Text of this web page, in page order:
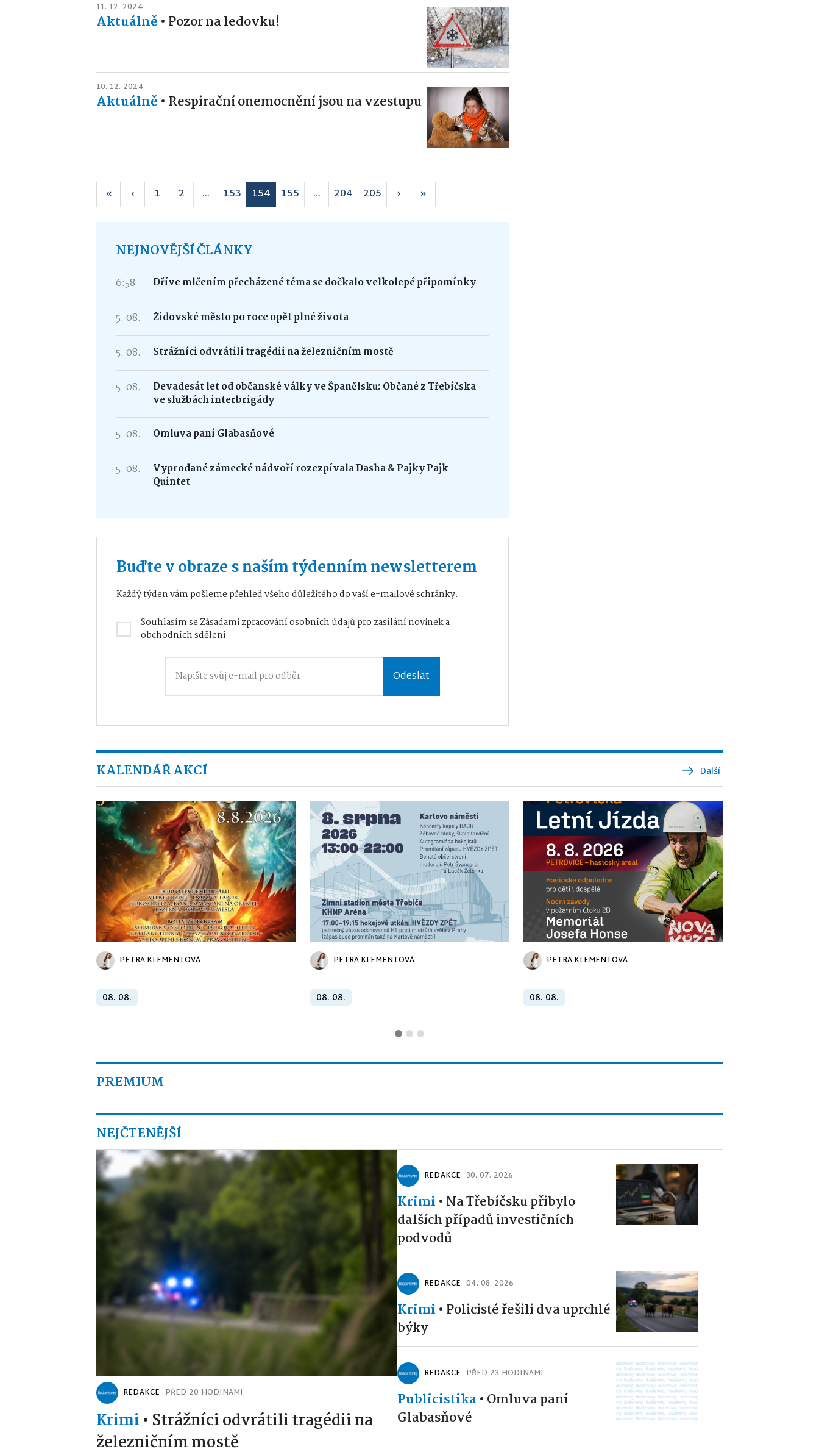
11. 12. 2024
Aktuálně • Pozor na ledovku!
10. 12. 2024
Aktuálně • Respirační onemocnění jsou na vzestupu
« ‹ 1 2 ... 153 154 155 ... 204 205 › »
NEJNOVĚJŠÍ ČLÁNKY
6:58 Dříve mlčením přecházené téma se dočkalo velkolepé připomínky
5. 08. Židovské město po roce opět plné života
5. 08. Strážníci odvrátili tragédii na železničním mostě
5. 08.
Devadesát let od občanské války ve Španělsku: Občané z Třebíčska
ve službách interbrigády
5. 08. Omluva paní Glabasňové
5. 08.
Vyprodané zámecké nádvoří rozezpívala Dasha & Pajky Pajk
Quintet
Buďte v obraze s naším týdenním newsletterem
Každý týden vám pošleme přehled všeho důležitého do vaší e-mailové schránky.
Souhlasím seZásadami zpracování osobních údajůpro zasílání novinek a
obchodních sdělení
Odeslat
KALENDÁŘ AKCÍ Další
PETRA KLEMENTOVÁ
08. 08.
PETRA KLEMENTOVÁ
08. 08.
PETRA KLEMENTOVÁ
08. 08.
PREMIUM
NEJČTENĚJŠÍ
REDAKCE PŘED 20 HODINAMI
Krimi • Strážníci odvrátili tragédii na
železničním mostě
REDAKCE 30. 07. 2026
Krimi • Na Třebíčsku přibylo
dalších případů investičních
podvodů
REDAKCE 04. 08. 2026
Krimi • Policisté řešili dva uprchlé
býky
REDAKCE PŘED 23 HODINAMI
Publicistika• Omluva paní
Glabasňové